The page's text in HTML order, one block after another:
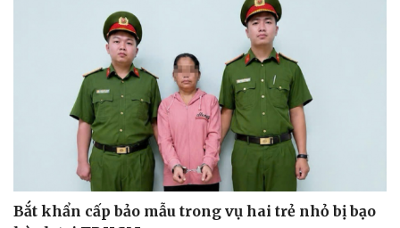
Bắt khẩn cấp bảo mẫu trong vụ hai trẻ nhỏ bị bạo